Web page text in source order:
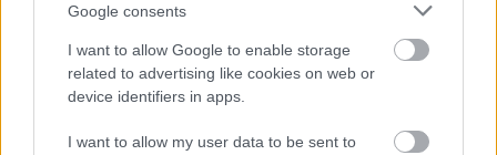
Google consents
I want to allow Google to enable storage
related to advertising like cookies on web or
device identifiers in apps.
I want to allow my user data to be sent to
- Advertisment -